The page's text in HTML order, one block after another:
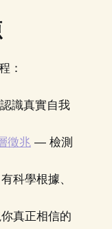
：
識真實自我
徵兆— 檢測
科學根據、
真正相信的